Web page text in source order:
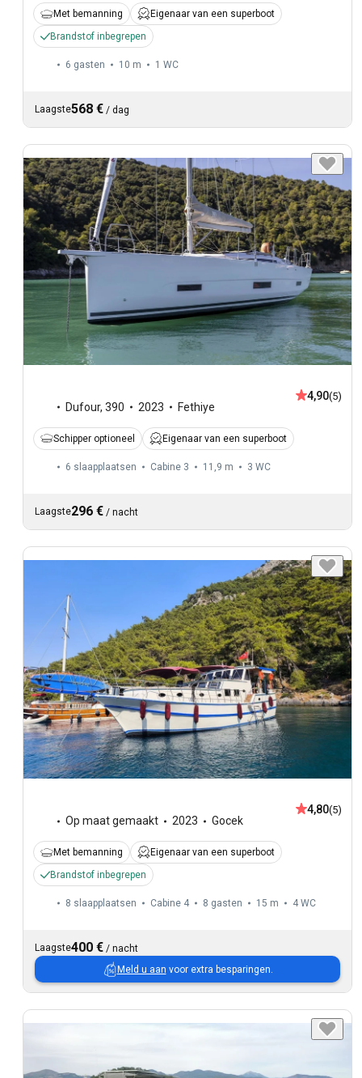
Met bemanning
Eigenaar van een superboot
Brandstof inbegrepen
6 gasten 10 m 1 WC
Laagste568 € / dag
Dufour, 390 2023 Fethiye
4,90(5)
Schipper optioneel Eigenaar van een superboot
6 slaapplaatsen Cabine 3 11,9 m 3 WC
Laagste296 € / nacht
Op maat gemaakt 2023 Gocek
4,80(5)
Met bemanning
Eigenaar van een superboot
Brandstof inbegrepen
8 slaapplaatsen Cabine 4 8 gasten 15 m 4 WC
Laagste400 € / nacht
Meld u aan voor extra besparingen.